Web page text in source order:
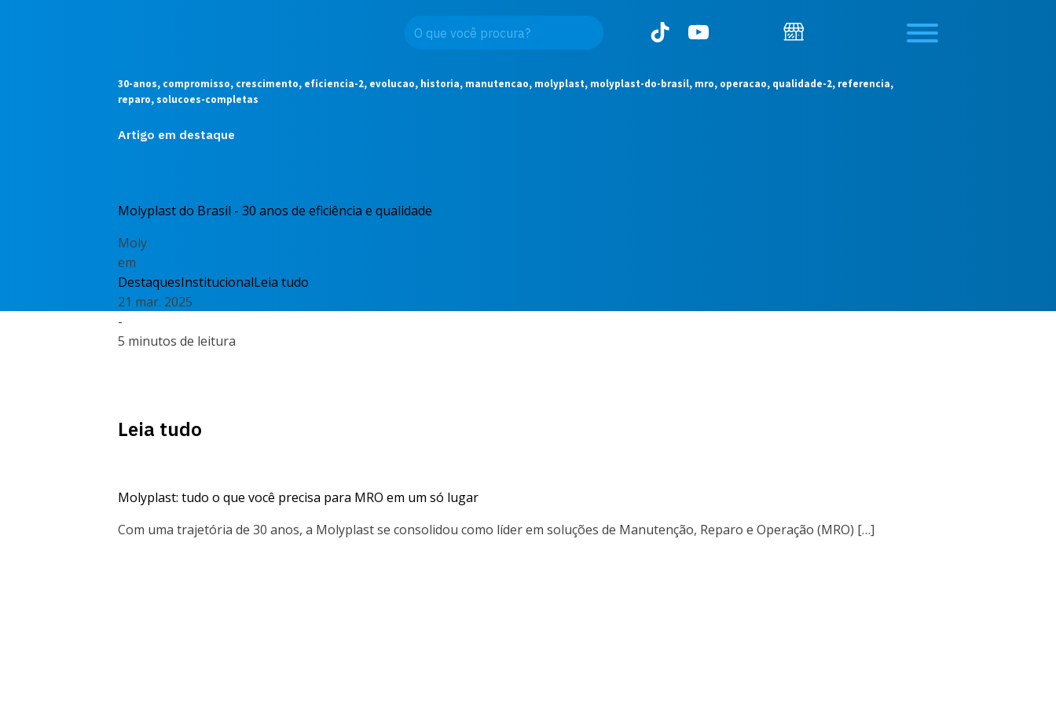
30-anos, compromisso, crescimento, eficiencia-2, evolucao, historia, manutencao, molyplast, molyplast-do-brasil, mro, operacao, qualidade-2, referencia,
reparo, solucoes-completas
Artigo em destaque
Molyplast do Brasil - 30 anos de eficiência e qualidade
Moly
em
DestaquesInstitucionalLeia tudo
21 mar. 2025
-
5 minutos de leitura
Leia tudo
Molyplast: tudo o que você precisa para MRO em um só lugar
Com uma trajetória de 30 anos, a Molyplast se consolidou como líder em soluções de Manutenção, Reparo e Operação (MRO) […]